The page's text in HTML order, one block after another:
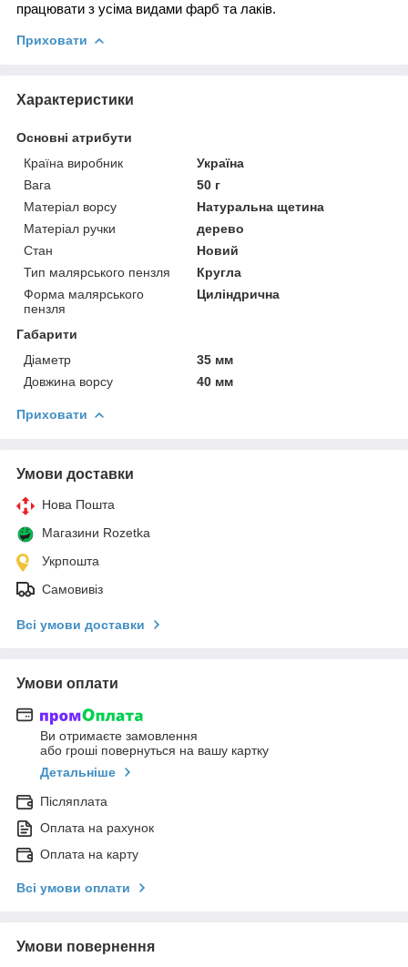
працювати з усіма видами фарб та лаків.
Приховати
Характеристики
Основні атрибути
Країна виробник
Україна
Вага
50 г
Матеріал ворсу
Натуральна щетина
Матеріал ручки
дерево
Стан
Новий
Тип малярського пензля
Кругла
Форма малярського
пензля
Циліндрична
Габарити
Діаметр
35 мм
Довжина ворсу
40 мм
Приховати
Умови доставки
Нова Пошта
Магазини Rozetka
Укрпошта
Самовивіз
Всі умови доставки
Умови оплати
Ви отримаєте замовлення
або гроші повернуться на вашу картку
Детальніше
Післяплата
Оплата на рахунок
Оплата на карту
Всі умови оплати
Умови повернення